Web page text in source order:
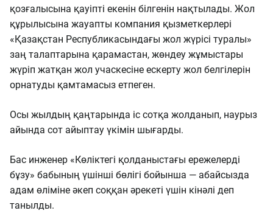
қозғалысына қауіпті екенін білгенін нақтылады. Жол
құрылысына жауапты компания қызметкерлері
«Қазақстан Республикасындағы жол жүрісі туралы»
заң талаптарына қарамастан, жөндеу жұмыстары
жүріп жатқан жол учаскесіне ескерту жол белгілерін
орнатуды қамтамасыз етпеген.
Осы жылдың қаңтарында іс сотқа жолданып, наурыз
айында сот айыптау үкімін шығарды.
Бас инженер «Көліктегі қолданыстағы ережелерді
бұзу» бабының үшінші бөлігі бойынша — абайсызда
адам өліміне әкеп соққан әрекеті үшін кінәлі деп
танылды.